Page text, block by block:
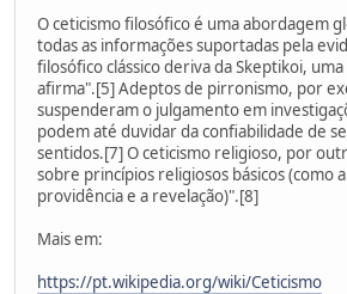
O ceticismo filosófico é uma abordagem
todas as informações suportadas pela
filosófico clássico deriva da Skeptikoi,
afirma".[5] Adeptos de pirronismo, por
suspenderam o julgamento em
podem até duvidar da confiabilidade de
sentidos.[7] O ceticismo religioso, por
sobre princípios religiosos básicos (como
providência e a revelação)".[8]
Mais em:
https://pt.wikipedia.org/wiki/Ceticismo